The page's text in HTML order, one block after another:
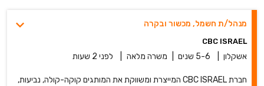
מנהל/ת חשמל, מכשור ובקרה
CBC ISRAEL
אשקלון 5-6 שנים משרה מלאה לפני 2 שעות
חברת CBC ISRAEL המייצרת ומשווקת את המותגים קוקה-קולה, נביעות,